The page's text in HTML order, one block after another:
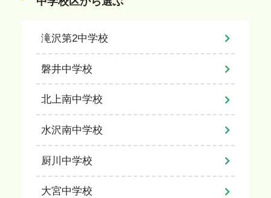
滝沢第2中学校
磐井中学校
北上南中学校
水沢南中学校
厨川中学校
大宮中学校